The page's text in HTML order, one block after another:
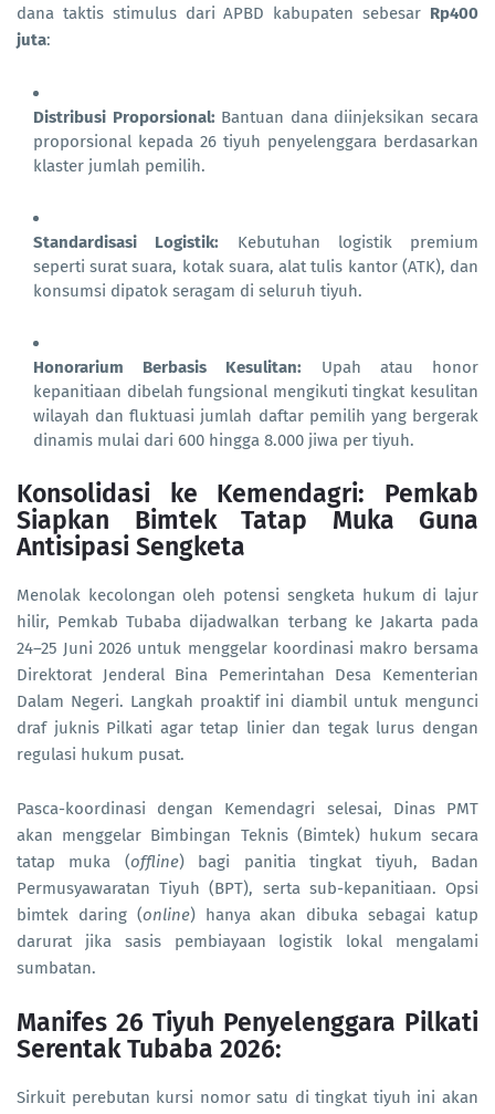
dana taktis stimulus dari APBD kabupaten sebesar Rp400
juta:
Distribusi Proporsional: Bantuan dana diinjeksikan secara
proporsional kepada 26 tiyuh penyelenggara berdasarkan
klaster jumlah pemilih.
Standardisasi Logistik: Kebutuhan logistik premium
seperti surat suara, kotak suara, alat tulis kantor (ATK), dan
konsumsi dipatok seragam di seluruh tiyuh.
Honorarium Berbasis Kesulitan: Upah atau honor
kepanitiaan dibelah fungsional mengikuti tingkat kesulitan
wilayah dan fluktuasi jumlah daftar pemilih yang bergerak
dinamis mulai dari 600 hingga 8.000 jiwa per tiyuh.
Konsolidasi ke Kemendagri: Pemkab
Siapkan Bimtek Tatap Muka Guna
Antisipasi Sengketa
Menolak kecolongan oleh potensi sengketa hukum di lajur
hilir, Pemkab Tubaba dijadwalkan terbang ke Jakarta pada
24–25 Juni 2026 untuk menggelar koordinasi makro bersama
Direktorat Jenderal Bina Pemerintahan Desa Kementerian
Dalam Negeri. Langkah proaktif ini diambil untuk mengunci
draf juknis Pilkati agar tetap linier dan tegak lurus dengan
regulasi hukum pusat.
Pasca-koordinasi dengan Kemendagri selesai, Dinas PMT
akan menggelar Bimbingan Teknis (Bimtek) hukum secara
tatap muka (offline) bagi panitia tingkat tiyuh, Badan
Permusyawaratan Tiyuh (BPT), serta sub-kepanitiaan. Opsi
bimtek daring (online) hanya akan dibuka sebagai katup
darurat jika sasis pembiayaan logistik lokal mengalami
sumbatan.
Manifes 26 Tiyuh Penyelenggara Pilkati
Serentak Tubaba 2026:
Sirkuit perebutan kursi nomor satu di tingkat tiyuh ini akan